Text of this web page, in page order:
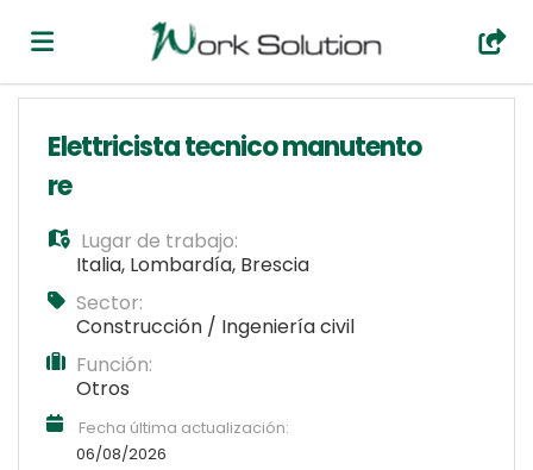
ofertas
de
trabajo
Subir
CV
Acceso
Idioma
Elettricista tecnico manutento
re
Lugar de trabajo:
Italia, Lombardía, Brescia
Sector:
Construcción / Ingeniería civil
Función:
Otros
Fecha última actualización:
06/08/2026